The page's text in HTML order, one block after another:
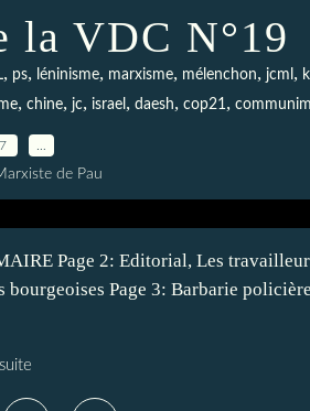
la VDC N°19
, ps, léninisme, marxisme, mélenchon, jcml ,
, chine, jc, israel , daesh, cop21,
de Pau
Page 2: Editorial, Les
Page 3: Barbarie